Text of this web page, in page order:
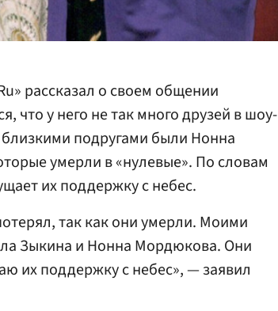
рассказал о своем общении
что у него не так много друзей в шоу-
близкими подругами были Нонна
умерли в «нулевые». По словам
их поддержку с небес.
так как они умерли. Моими
Зыкина и Нонна Мордюкова. Они
их поддержку с небес», — заявил